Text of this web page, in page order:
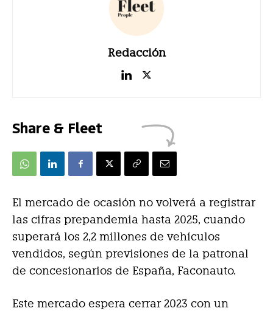
Redacción
Share & Fleet
El mercado de ocasión no volverá a registrar
las cifras prepandemia hasta 2025, cuando
superará los 2,2 millones de vehículos
vendidos, según previsiones de la patronal
de concesionarios de España, Faconauto.
Este mercado espera cerrar 2023 con un